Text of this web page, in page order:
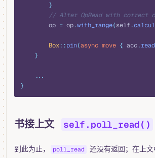
        }
// Alter OpRead with correct
        op
= op.with_range(self.
        Box
::pin(async move { acc.read
    }
    ...
}
书接上文 self.poll_read()
到此为止， poll_read 还没有返回；在上文